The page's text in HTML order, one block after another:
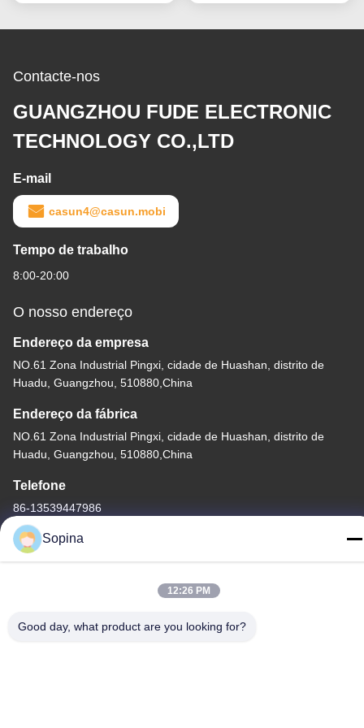
Contacte-nos
GUANGZHOU FUDE ELECTRONIC
TECHNOLOGY CO.,LTD
E-mail
casun4@casun.mobi
Tempo de trabalho
8:00-20:00
O nosso endereço
Endereço da empresa
NO.61 Zona Industrial Pingxi, cidade de Huashan, distrito de
Huadu, Guangzhou, 510880,China
Endereço da fábrica
NO.61 Zona Industrial Pingxi, cidade de Huashan, distrito de
Huadu, Guangzhou, 510880,China
Telefone
86-13539447986
de Copyright 2023-2026 GUANGZHOU FUDE ELECTRONIC
Sopina
12:26 PM
Good day, what product are you looking for?